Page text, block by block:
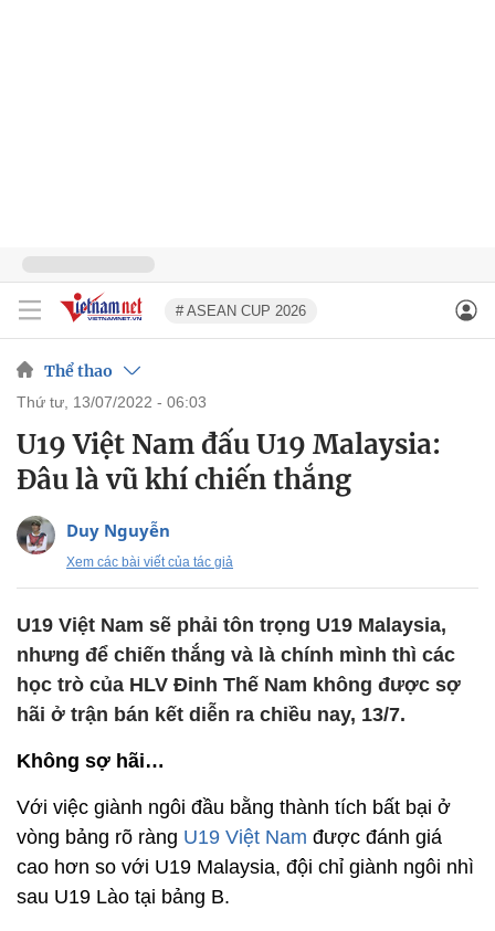
# ASEAN CUP 2026
Thể thao
thứ tư, 13/07/2022 - 06:03
U19 Việt Nam đấu U19 Malaysia:
Đâu là vũ khí chiến thắng
Duy Nguyễn
Xem các bài viết của tác giả
U19 Việt Nam sẽ phải tôn trọng U19 Malaysia,
nhưng để chiến thắng và là chính mình thì các
học trò của HLV Đinh Thế Nam không được sợ
hãi ở trận bán kết diễn ra chiều nay, 13/7.
Không sợ hãi…
Với việc giành ngôi đầu bằng thành tích bất bại ở
vòng bảng rõ ràng U19 Việt Nam được đánh giá
cao hơn so với U19 Malaysia, đội chỉ giành ngôi nhì
sau U19 Lào tại bảng B.